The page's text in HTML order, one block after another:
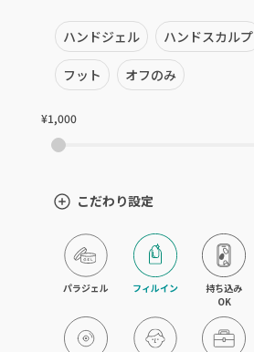
恵比寿・代官山・中目黒
自由が丘・学芸大学
下北沢・代々木上原
目黒・戸越・武蔵小山
北千住・町屋・亀有
錦糸町・小岩・青砥
ハンドジェル ハンドスカルプ
フット オフのみ
¥1,000
こだわり設定
パラジェル フィルイン
持ち込み
OK